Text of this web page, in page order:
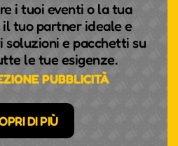
i tuoi eventi o la tua
tuo partner ideale e
soluzioni e pacchetti su
le tue esigenze.
PUBBLICITÀ
DI PIÙ